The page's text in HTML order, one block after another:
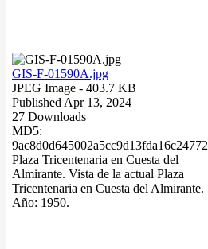
GIS-F-01590A.jpg
JPEG Image - 403.7 KB
Published Apr 13, 2024
27 Downloads
MD5:
9ac8d0d645002a5cc9d13fda16c24772
Plaza Tricentenaria en Cuesta del
Almirante. Vista de la actual Plaza
Tricentenaria en Cuesta del Almirante.
Año: 1950.